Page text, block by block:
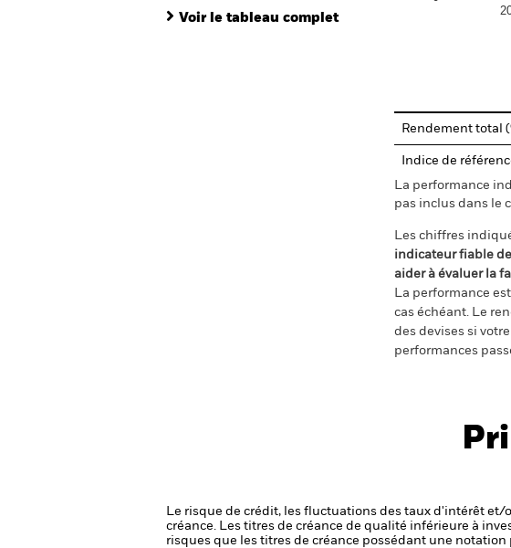
Voir le tableau complet
Rendement total
Indice de
La performance
pas inclus dans le
Les chiffres
indicateur fiable
aider à évaluer la
La performance
cas échéant. Le
des devises si
performances
Le risque de crédit, les fluctuations des taux d'intérêt
créance. Les titres de créance de qualité inférieure à
risques que les titres de créance possédant une